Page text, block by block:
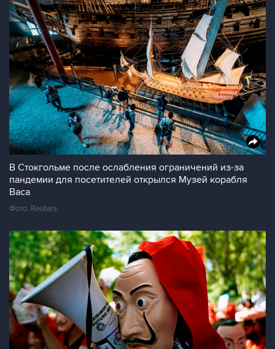
В Стокгольме после ослабления ограничений из-за
пандемии для посетителей открылся Музей корабля
Васа
Фото: Reuters